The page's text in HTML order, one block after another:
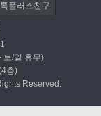
플러스친구
토/일 휴무)
층)
Reserved.